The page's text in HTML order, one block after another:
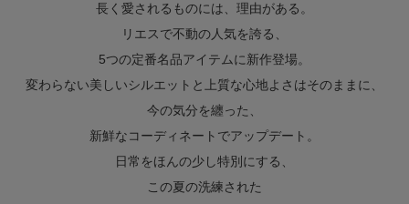
長く愛されるものには、理由がある。
リエスで不動の人気を誇る、
5つの定番名品アイテムに新作登場。
変わらない美しいシルエットと上質な心地よさはそのままに、
今の気分を纏った、
新鮮なコーディネートでアップデート。
日常をほんの少し特別にする、
この夏の洗練された